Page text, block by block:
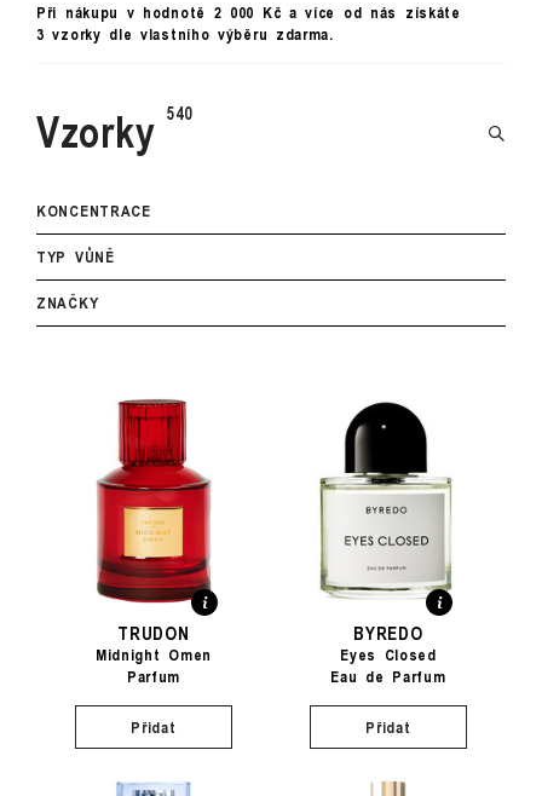
Při nákupu v hodnotě 2 000 Kč a více od nás získáte
3 vzorky dle vlastního výběru zdarma.
Vzorky
KONCENTRACE
TYP VŮNĚ
ZNAČKY
TRUDON
Midnight Omen
Parfum
Přidat
BYREDO
Eyes Closed
Eau de Parfum
Přidat